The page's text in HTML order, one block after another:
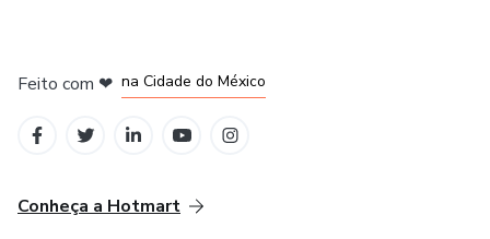
Feito com ❤ na Cidade do México
Conheça a Hotmart